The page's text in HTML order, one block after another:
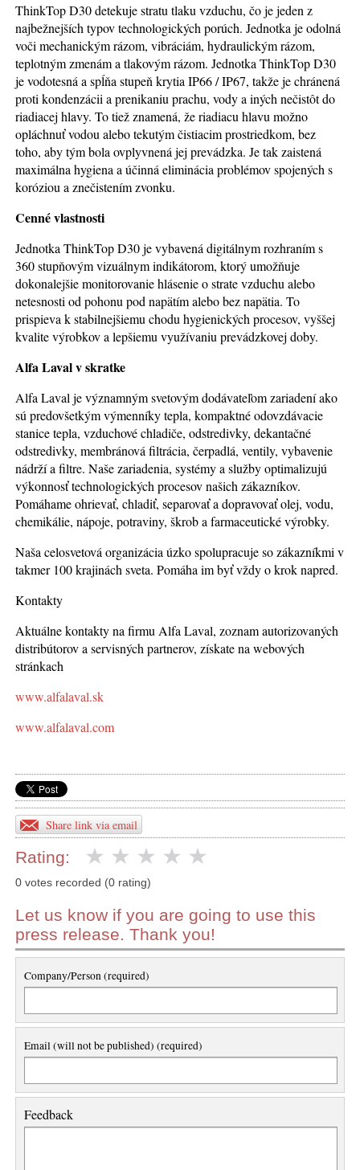
ThinkTop D30 detekuje stratu tlaku vzduchu, čo je jeden z
najbežnejších typov technologických porúch. Jednotka je odolná
voči mechanickým rázom, vibráciám, hydraulickým rázom,
teplotným zmenám a tlakovým rázom. Jednotka ThinkTop D30
je vodotesná a spĺňa stupeň krytia IP66 / IP67, takže je chránená
proti kondenzácii a prenikaniu prachu, vody a iných nečistôt do
riadiacej hlavy. To tiež znamená, že riadiacu hlavu možno
opláchnuť vodou alebo tekutým čistiacim prostriedkom, bez
toho, aby tým bola ovplyvnená jej prevádzka. Je tak zaistená
maximálna hygiena a účinná eliminácia problémov spojených s
koróziou a znečistením zvonku.
Cenné vlastnosti
Jednotka ThinkTop D30 je vybavená digitálnym rozhraním s
360 stupňovým vizuálnym indikátorom, ktorý umožňuje
dokonalejšie monitorovanie hlásenie o strate vzduchu alebo
netesnosti od pohonu pod napätím alebo bez napätia. To
prispieva k stabilnejšiemu chodu hygienických procesov, vyššej
kvalite výrobkov a lepšiemu využívaniu prevádzkovej doby.
Alfa Laval v skratke
Alfa Laval je významným svetovým dodávateľom zariadení ako
sú predovšetkým výmenníky tepla, kompaktné odovzdávacie
stanice tepla, vzduchové chladiče, odstredivky, dekantačné
odstredivky, membránová filtrácia, čerpadlá, ventily, vybavenie
nádrží a filtre. Naše zariadenia, systémy a služby optimalizujú
výkonnosť technologických procesov našich zákazníkov.
Pomáhame ohrievať, chladiť, separovať a dopravovať olej, vodu,
chemikálie, nápoje, potraviny, škrob a farmaceutické výrobky.
Naša celosvetová organizácia úzko spolupracuje so zákazníkmi v
takmer 100 krajinách sveta. Pomáha im byť vždy o krok napred.
Kontakty
Aktuálne kontakty na firmu Alfa Laval, zoznam autorizovaných
distribútorov a servisných partnerov, získate na webových
stránkach
www.alfalaval.sk
www.alfalaval.com
Share link via email
Rating:
0 votes recorded (0 rating)
Let us know if you are going to use this
press release. Thank you!
Company/Person (required)
Email (will not be published) (required)
Feedback